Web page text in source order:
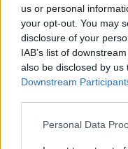
us or personal
your opt-out. You may
disclosure of your
IAB’s list of
also be disclosed by
Downstream
Please note that this
Personal Data
Nehéz időszak áll a
mögött, hiszen a
téri előadásokat le